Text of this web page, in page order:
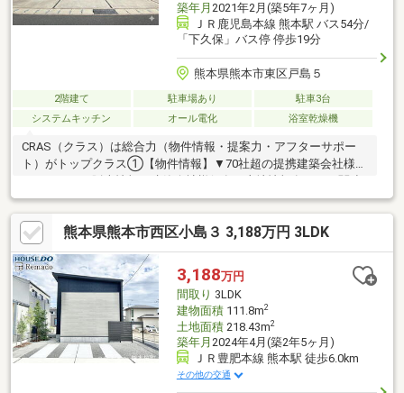
築年月 2021年2月(築5年7ヶ月)
ＪＲ鹿児島本線 熊本駅 バス54分/
「下久保」バス停 停歩19分
熊本県熊本市東区戸島５
2階建て 駐車場あり
駐車3台
システムキッチン
オール電化 浴室乾燥機
CRAS（クラス）は総合力（物件情報・提案力・アフターサポー
ト）がトップクラス①【物件情報】▼70社超の提携建築会社様モ
デルハウスの販売情報や建築会社様保有の土地情報有り！▼関連
会社の新着・未公開物件情報②【提案力】▼住宅ローン金融機関
様の比較や住宅ローンの審査のコツも把握！▼後悔しないための
ライフプランシミュレーションFPへの家計の見直し相談も可能！
【アフターサポート】▼税金面等のアドバイス資金贈与（援助）
や住宅ローン控除のご案内やご相談もお任せ！▼お引渡し後のア
フターサポートお引渡し後のメンテナンス（リフォーム）、将来
的な売却・賃貸等の運用サポート！
熊本県熊本市西区小島３ 3,188万円 3LDK
3,188万円
間取り 3LDK
建物面積111.8m2
土地面積218.43m2
築年月 2024年4月(築2年5ヶ月)
ＪＲ豊肥本線 熊本駅 徒歩6.0km
その他の交通